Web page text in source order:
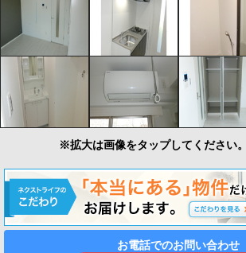
※拡大は画像をタップしてください。
お電話でのお問い合わせ